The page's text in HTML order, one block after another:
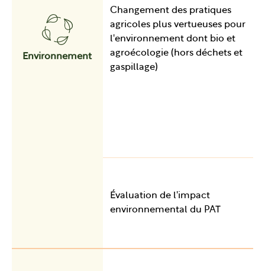
Environnement
Changement des pratiques
agricoles plus vertueuses pour
l'environnement dont bio et
agroécologie (hors déchets et
gaspillage)
Évaluation de l'impact
environnemental du PAT